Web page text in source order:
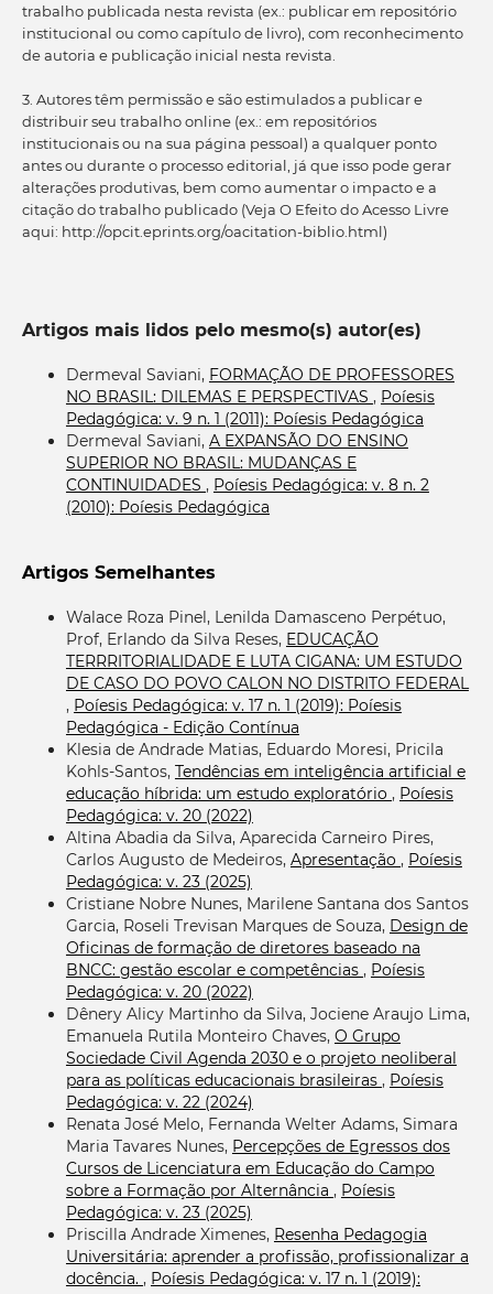
trabalho publicada nesta revista (ex.: publicar em repositório
institucional ou como capítulo de livro), com reconhecimento
de autoria e publicação inicial nesta revista.
3. Autores têm permissão e são estimulados a publicar e
distribuir seu trabalho online (ex.: em repositórios
institucionais ou na sua página pessoal) a qualquer ponto
antes ou durante o processo editorial, já que isso pode gerar
alterações produtivas, bem como aumentar o impacto e a
citação do trabalho publicado (Veja O Efeito do Acesso Livre
aqui: http://opcit.eprints.org/oacitation-biblio.html)
Artigos mais lidos pelo mesmo(s) autor(es)
Dermeval Saviani, FORMAÇÃO DE PROFESSORES
NO BRASIL: DILEMAS E PERSPECTIVAS , Poíesis
Pedagógica: v. 9 n. 1 (2011): Poíesis Pedagógica
Dermeval Saviani, A EXPANSÃO DO ENSINO
SUPERIOR NO BRASIL: MUDANÇAS E
CONTINUIDADES , Poíesis Pedagógica: v. 8 n. 2
(2010): Poíesis Pedagógica
Artigos Semelhantes
Walace Roza Pinel, Lenilda Damasceno Perpétuo,
Prof, Erlando da Silva Reses, EDUCAÇÃO
TERRRITORIALIDADE E LUTA CIGANA: UM ESTUDO
DE CASO DO POVO CALON NO DISTRITO FEDERAL
, Poíesis Pedagógica: v. 17 n. 1 (2019): Poíesis
Pedagógica - Edição Contínua
Klesia de Andrade Matias, Eduardo Moresi, Pricila
Kohls-Santos, Tendências em inteligência artificial e
educação híbrida: um estudo exploratório , Poíesis
Pedagógica: v. 20 (2022)
Altina Abadia da Silva, Aparecida Carneiro Pires,
Carlos Augusto de Medeiros, Apresentação , Poíesis
Pedagógica: v. 23 (2025)
Cristiane Nobre Nunes, Marilene Santana dos Santos
Garcia, Roseli Trevisan Marques de Souza, Design de
Oficinas de formação de diretores baseado na
BNCC: gestão escolar e competências , Poíesis
Pedagógica: v. 20 (2022)
Dênery Alicy Martinho da Silva, Jociene Araujo Lima,
Emanuela Rutila Monteiro Chaves, O Grupo
Sociedade Civil Agenda 2030 e o projeto neoliberal
para as políticas educacionais brasileiras , Poíesis
Pedagógica: v. 22 (2024)
Renata José Melo, Fernanda Welter Adams, Simara
Maria Tavares Nunes, Percepções de Egressos dos
Cursos de Licenciatura em Educação do Campo
sobre a Formação por Alternância , Poíesis
Pedagógica: v. 23 (2025)
Priscilla Andrade Ximenes, Resenha Pedagogia
Universitária: aprender a profissão, profissionalizar a
docência. , Poíesis Pedagógica: v. 17 n. 1 (2019):